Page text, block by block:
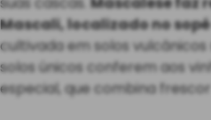
Mascali, localizado no
cultivada em solos vulcânicos
solos únicos conferem aos
especial, que combina